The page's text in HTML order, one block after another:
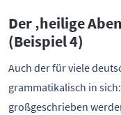
Der ‚heilige
(Beispiel 4)
Auch der für viele
grammatikalisch in sich:
großgeschrieben